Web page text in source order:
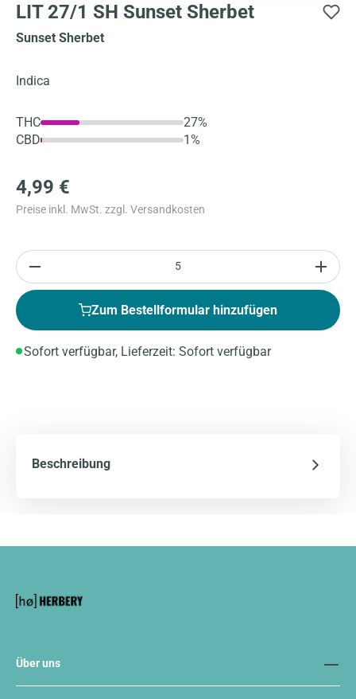
LIT 27/1 SH Sunset Sherbet
Sunset Sherbet
Indica
THC
27%
CBD
1%
4,99 €
Preise inkl. MwSt. zzgl. Versandkosten
Anzahl
Zum Bestellformular hinzufügen
Sofort verfügbar, Lieferzeit: Sofort verfügbar
Beschreibung
Über uns